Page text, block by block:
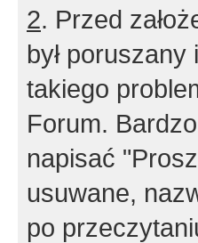
2. Przed
był
takiego
Forum.
napisać
usuwane,
po